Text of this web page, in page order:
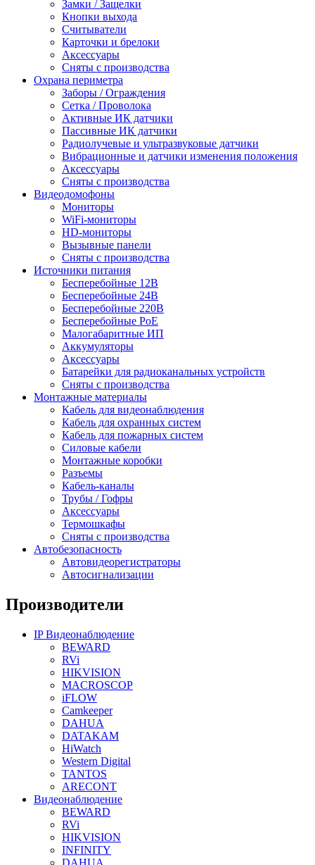
Замки / Защелки
Кнопки выхода
Считыватели
Карточки и брелоки
Аксессуары
Сняты с производства
Охрана периметра
Заборы / Ограждения
Сетка / Проволока
Активные ИК датчики
Пассивные ИК датчики
Радиолучевые и ультразвуковые датчики
Вибрационные и датчики изменения положения
Аксессуары
Сняты с производства
Видеодомофоны
Мониторы
WiFi-мониторы
HD-мониторы
Вызывные панели
Сняты с производства
Источники питания
Бесперебойные 12В
Бесперебойные 24В
Бесперебойные 220В
Бесперебойные PoE
Малогабаритные ИП
Аккумуляторы
Аксессуары
Батарейки для радиоканальных устройств
Сняты с производства
Монтажные материалы
Кабель для видеонаблюдения
Кабель для охранных систем
Кабель для пожарных систем
Силовые кабели
Монтажные коробки
Разъемы
Кабель-каналы
Трубы / Гофры
Аксессуары
Термошкафы
Сняты с производства
Автобезопасность
Автовидеорегистраторы
Автосигнализации
Производители
IP Видеонаблюдение
BEWARD
RVi
HIKVISION
MACROSCOP
iFLOW
Camkeeper
DAHUA
DATAKAM
HiWatch
Western Digital
TANTOS
ARECONT
Видеонаблюдение
BEWARD
RVi
HIKVISION
INFINITY
DAHUA